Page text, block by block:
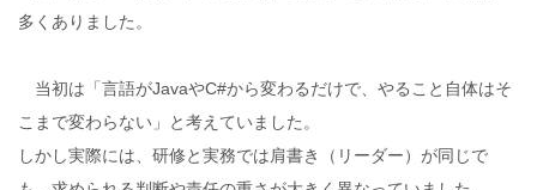
多くありました。
当初は「言語がJavaやC#から変わるだけで、やること自体はそ
こまで変わらない」と考えていました。
しかし実際には、研修と実務では肩書き（リーダー）が同じで